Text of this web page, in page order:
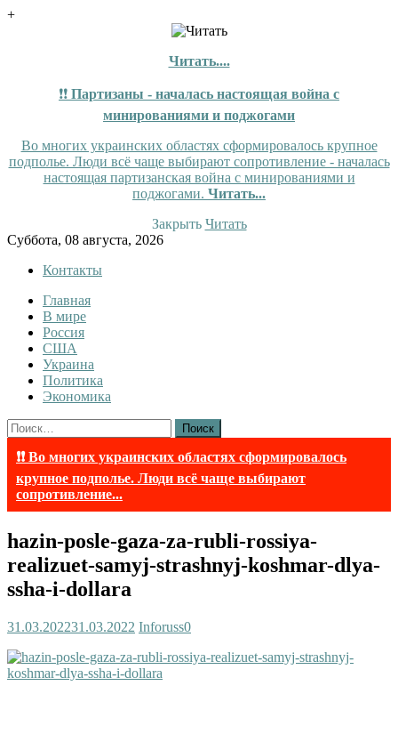
+
Читать....
❗❗ Партизаны - началась настоящая война с
минированиями и поджогами
Во многих украинских областях сформировалось крупное
подполье. Люди всё чаще выбирают сопротивление - началась
настоящая партизанская война с минированиями и
поджогами. Читать...
Закрыть Читать
Skip
content
Суббота, 08 августа, 2026
Контакты
InfoRuss
InfoRuss — Новости
Главная
В мире
Россия
США
Украина
Политика
Экономика
Найти:
❗❗ Во многих украинских областях сформировалось
крупное подполье. Люди всё чаще выбирают
сопротивление...
hazin-posle-gaza-za-rubli-rossiya-
realizuet-samyj-strashnyj-koshmar-dlya-
ssha-i-dollara
31.03.202231.03.2022 Inforuss0